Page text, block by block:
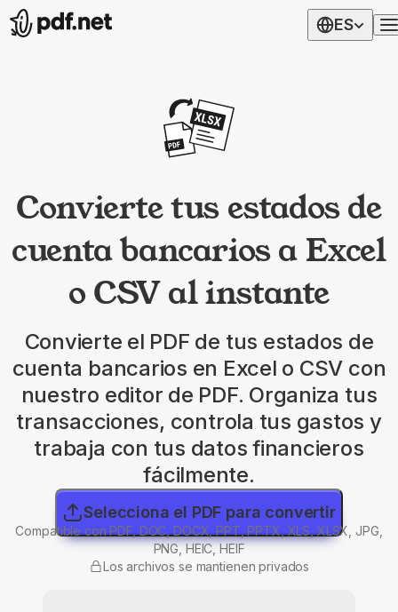
ES
Convierte tus estados de
cuenta bancarios a Excel
o CSV al instante
Convierte el PDF de tus estados de
cuenta bancarios en Excel o CSV con
nuestro editor de PDF. Organiza tus
transacciones, controla tus gastos y
trabaja con tus datos financieros
fácilmente.
Selecciona el PDF para convertir
Compatible con PDF, DOC, DOCX, PPT, PPTX, XLS, XLSX, JPG,
PNG, HEIC, HEIF
Los archivos se mantienen privados